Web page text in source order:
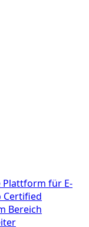
Plattform für E-
Bereich